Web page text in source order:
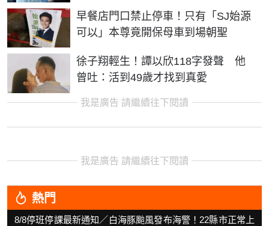
早餐店門口禁止停車！只有「SJ始源
可以」本尊竟開保母車到場朝聖
徐子翔輕生！譚以欣118字發聲 他
曾吐：活到49歲才找到真愛
我是廣告 請繼續往下閱讀
我是廣告 請繼續往下閱讀
熱門
8/8停班停課最新通知／白海豚颱風發布海警！22縣市正常上